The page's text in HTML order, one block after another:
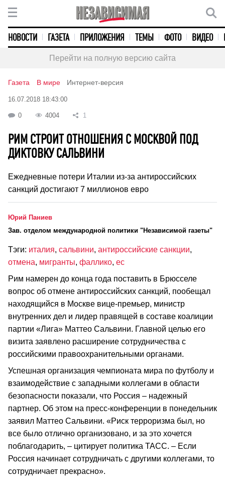
НОВОСТИ ГАЗЕТА ПРИЛОЖЕНИЯ ТЕМЫ ФОТО ВИДЕО
Перейти на полную версию сайта
Газета В мире Интернет-версия
16.07.2018 18:43:00
0 4004 1
РИМ СТРОИТ ОТНОШЕНИЯ С МОСКВОЙ ПОД
ДИКТОВКУ САЛЬВИНИ
Ежедневные потери Италии из-за антироссийских
санкций достигают 7 миллионов евро
Юрий Паниев
Зав. отделом международной политики "Независимой газеты"
Тэги: италия, сальвини, антироссийские санкции,
отмена, мигранты, фаллико, ес
Рим намерен до конца года поставить в Брюсселе
вопрос об отмене антироссийских санкций, пообещал
находящийся в Москве вице-премьер, министр
внутренних дел и лидер правящей в составе коалиции
партии «Лига» Маттео Сальвини. Главной целью его
визита заявлено расширение сотрудничества с
российскими правоохранительными органами.
Успешная организация чемпионата мира по футболу и
взаимодействие с западными коллегами в области
безопасности показали, что Россия – надежный
партнер. Об этом на пресс-конференции в понедельник
заявил Маттео Сальвини. «Риск терроризма был, но
все было отлично организовано, и за это хочется
поблагодарить, – цитирует политика ТАСС. – Если
Россия начинает сотрудничать с другими коллегами, то
сотрудничает прекрасно».